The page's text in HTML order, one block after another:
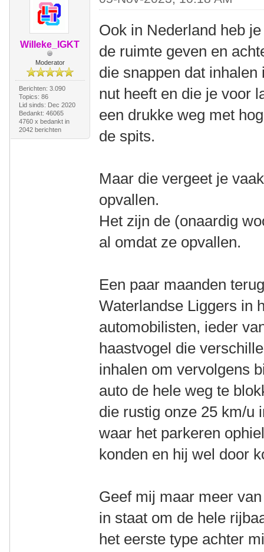
Willeke_IGKT
Moderator
Berichten: 3.090
Topics: 86
Lid sinds: Dec 2020
Bedankt: 46065
4760 x bedankt in
2042 berichten
Ook in Nederland heb
de ruimte geven en
die snappen dat
nut heeft en die je voor
een drukke weg met
de spits.
Maar die vergeet je
opvallen.
Het zijn de (onaardig
al omdat ze opvallen.
Een paar maanden
Waterlandse Liggers in
automobilisten, ieder
haastvogel die
inhalen om vervolgens
auto de hele weg te
die rustig onze 25 km/u
waar het parkeren
konden en hij wel door
Geef mij maar meer
in staat om de hele
het eerste type achter